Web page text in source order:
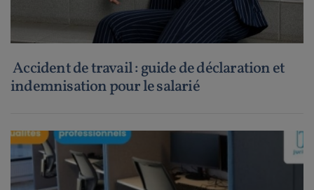
Accident de travail : guide de déclaration et
indemnisation pour le salarié